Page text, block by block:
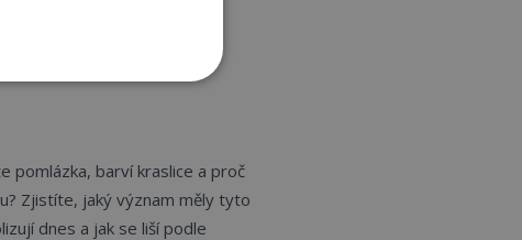
proč se
a barví
pomlázka, barví kraslice a proč
Zjistíte, jaký význam měly tyto
dnes a jak se liší podle